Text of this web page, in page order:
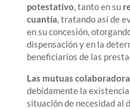
potestativo, tanto en su
cuantía, tratando así de
en su concesión,
dispensación y en la
beneficiarios de las
Las mutuas
debidamente la
situación de necesidad al